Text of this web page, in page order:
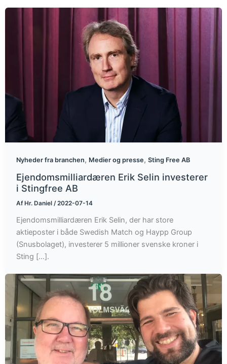
Nyheder fra branchen, Medier og presse, Sting Free AB
Ejendomsmilliardæren Erik Selin investerer
i Stingfree AB
Af Hr. Daniel /2022-07-14
Ejendomsmilliardæren Erik Selin, der har store
aktieposter i både Swedish Match og Haypp Group
(Snusbolaget), investerer 5 millioner svenske kroner i
Sting [...].